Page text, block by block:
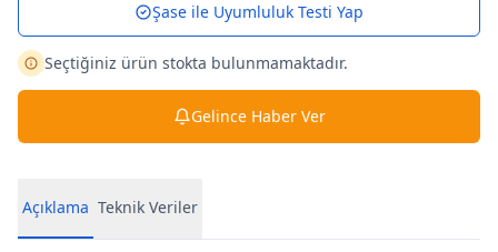
Şase ile Uyumluluk Testi Yap
Seçtiğiniz ürün stokta bulunmamaktadır.
Gelince Haber Ver
Açıklama Teknik Veriler